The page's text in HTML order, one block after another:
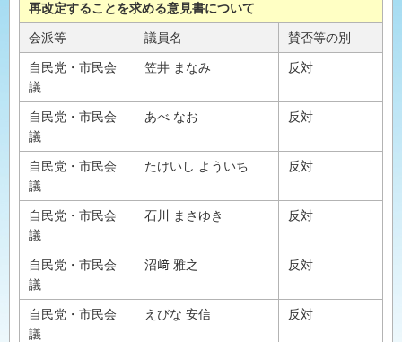
再改定することを求める意見書について
会派等 議員名 賛否等の別
自民党・市民会
議
笠井 まなみ 反対
自民党・市民会
議
あべ なお 反対
自民党・市民会
議
たけいし よういち 反対
自民党・市民会
議
石川 まさゆき 反対
自民党・市民会
議
沼﨑 雅之 反対
自民党・市民会
議
えびな 安信 反対